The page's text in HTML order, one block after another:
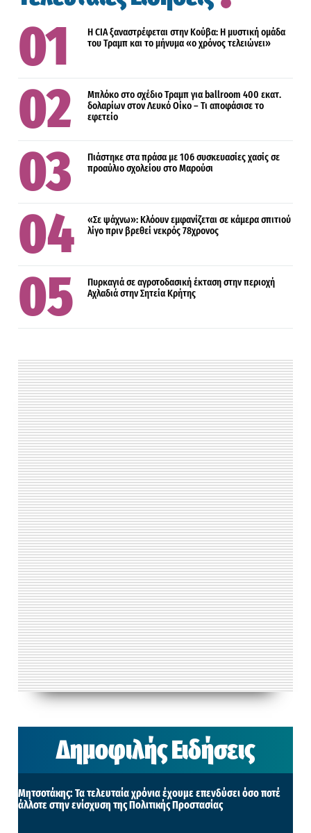
Η CIA ξαναστρέφεται στην Κούβα: Η μυστική ομάδα
του Τραμπ και το μήνυμα «ο χρόνος τελειώνει»
Μπλόκο στο σχέδιο Τραμπ για ballroom 400 εκατ.
δολαρίων στον Λευκό Οίκο – Τι αποφάσισε το
εφετείο
Πιάστηκε στα πράσα με 106 συσκευασίες χασίς σε
προαύλιο σχολείου στο Μαρούσι
«Σε ψάχνω»: Κλόουν εμφανίζεται σε κάμερα σπιτιού
λίγο πριν βρεθεί νεκρός 78χρονος
Πυρκαγιά σε αγροτοδασική έκταση στην περιοχή
Αχλαδιά στην Σητεία Κρήτης
Δημοφιλής Ειδήσεις
Μητσοτάκης: Τα τελευταία χρόνια έχουμε επενδύσει όσο ποτέ
άλλοτε στην ενίσχυση της Πολιτικής Προστασίας